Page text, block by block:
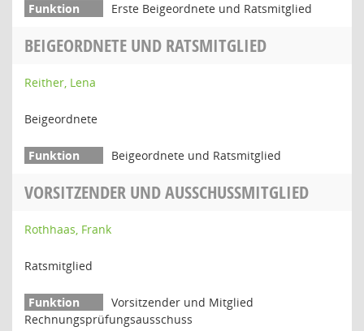
Erste Beigeordnete und Ratsmitglied
BEIGEORDNETE UND RATSMITGLIED
Reither, Lena
Beigeordnete
Beigeordnete und Ratsmitglied
VORSITZENDER UND AUSSCHUSSMITGLIED
Rothhaas, Frank
Ratsmitglied
Vorsitzender und Mitglied
Rechnungsprüfungsausschuss